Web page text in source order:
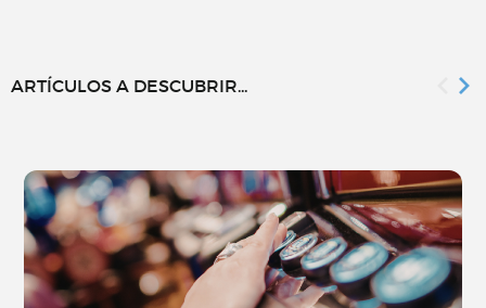
ARTÍCULOS A DESCUBRIR...